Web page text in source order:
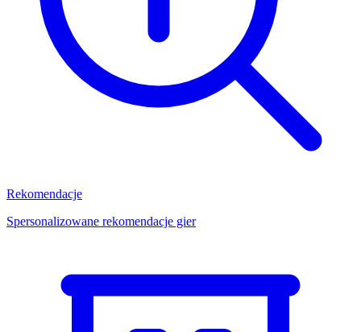
Rekomendacje
Spersonalizowane rekomendacje gier